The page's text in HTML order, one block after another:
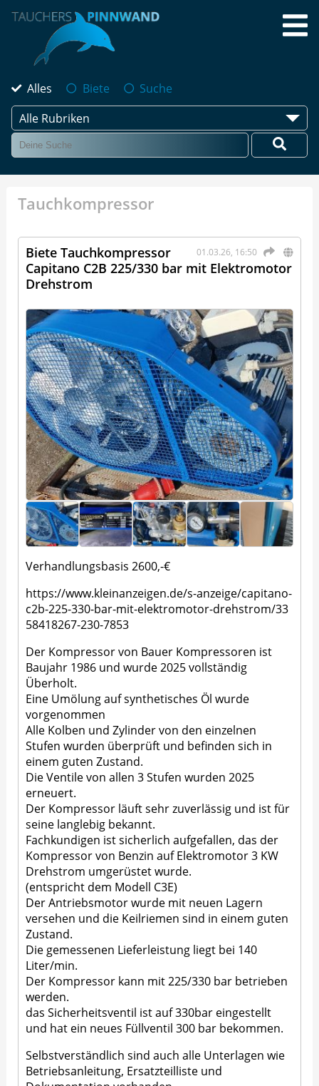
Alles Biete
Suche
Alle Rubriken
Tauchkompressor
01.03.26, 16:50
Biete Tauchkompressor
Capitano C2B 225/330 bar mit Elektromotor
Drehstrom
Verhandlungsbasis 2600,-€
https://www.kleinanzeigen.de/s-anzeige/capitano-
c2b-225-330-bar-mit-elektromotor-drehstrom/33
58418267-230-7853
Der Kompressor von Bauer Kompressoren ist
Baujahr 1986 und wurde 2025 vollständig
Überholt.
Eine Umölung auf synthetisches Öl wurde
vorgenommen
Alle Kolben und Zylinder von den einzelnen
Stufen wurden überprüft und befinden sich in
einem guten Zustand.
Die Ventile von allen 3 Stufen wurden 2025
erneuert.
Der Kompressor läuft sehr zuverlässig und ist für
seine langlebig bekannt.
Fachkundigen ist sicherlich aufgefallen, das der
Kompressor von Benzin auf Elektromotor 3 KW
Drehstrom umgerüstet wurde.
(entspricht dem Modell C3E)
Der Antriebsmotor wurde mit neuen Lagern
versehen und die Keilriemen sind in einem guten
Zustand.
Die gemessenen Lieferleistung liegt bei 140
Liter/min.
Der Kompressor kann mit 225/330 bar betrieben
werden.
das Sicherheitsventil ist auf 330bar eingestellt
und hat ein neues Füllventil 300 bar bekommen.
Selbstverständlich sind auch alle Unterlagen wie
Betriebsanleitung, Ersatzteilliste und